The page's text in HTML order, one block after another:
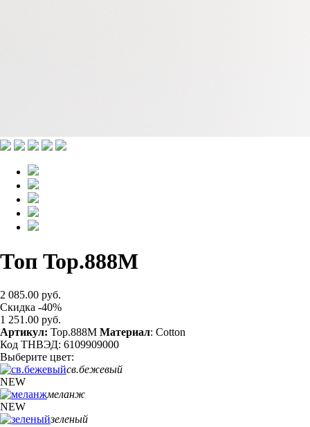
Топ Top.888M
2 085.00 руб.
Скидка -40%
1 251.00 руб.
Артикул: Top.888M Материал: Cotton
Код ТНВЭД: 6109909000
Выберите цвет:
св.бежевый
NEW
меланж
NEW
зеленый